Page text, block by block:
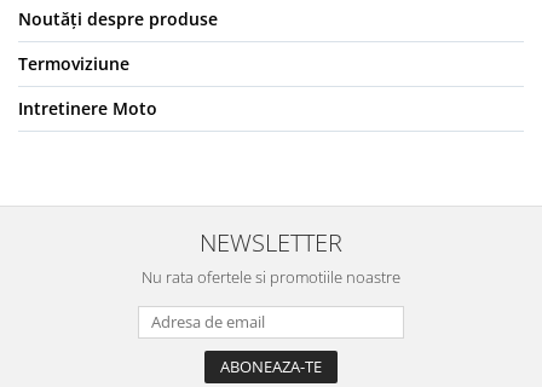
Noutăți despre produse
Termoviziune
Intretinere Moto
NEWSLETTER
Nu rata ofertele si promotiile noastre